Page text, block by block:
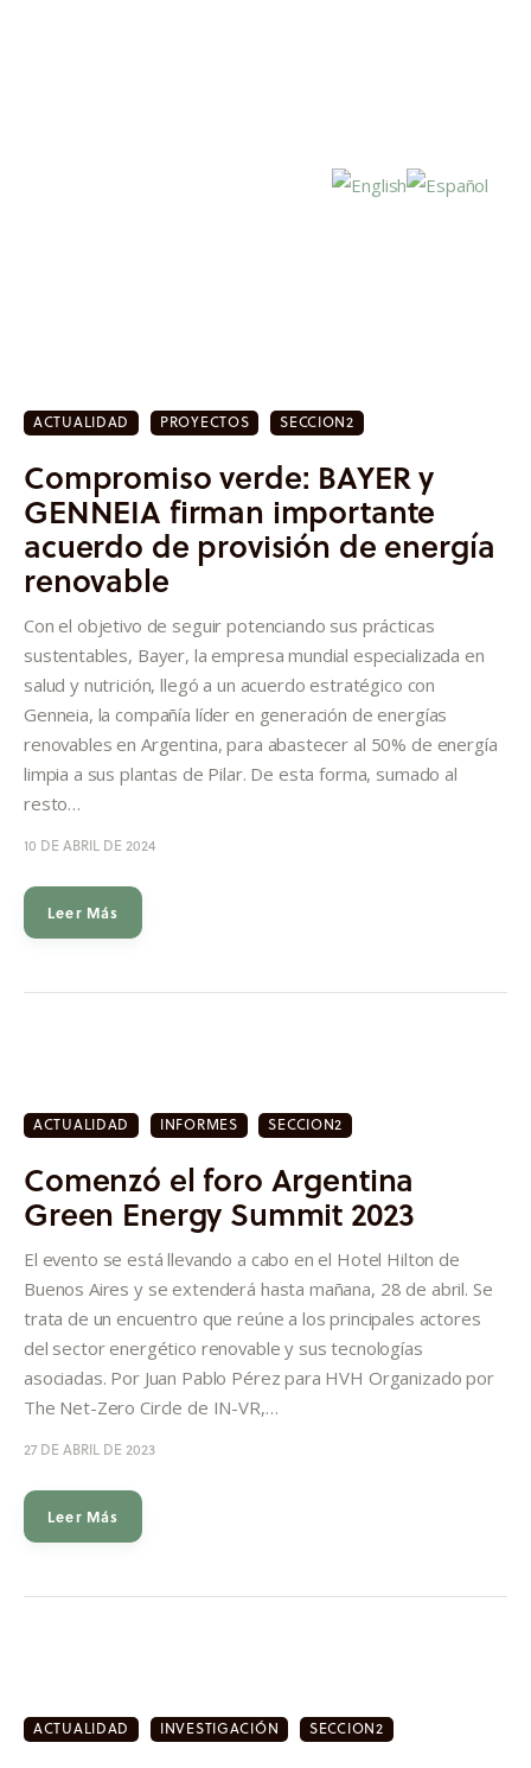
Investigación
Proyectos
Informes
Quiénes somos
ACTUALIDAD PROYECTOS SECCION2
Compromiso verde: BAYER y
GENNEIA firman importante
acuerdo de provisión de energía
renovable
Con el objetivo de seguir potenciando sus prácticas
sustentables, Bayer, la empresa mundial especializada en
salud y nutrición, llegó a un acuerdo estratégico con
Genneia, la compañía líder en generación de energías
renovables en Argentina, para abastecer al 50% de energía
limpia a sus plantas de Pilar. De esta forma, sumado al
resto…
10 DE ABRIL DE 2024
Leer Más
ACTUALIDAD INFORMES SECCION2
Comenzó el foro Argentina
Green Energy Summit 2023
El evento se está llevando a cabo en el Hotel Hilton de
Buenos Aires y se extenderá hasta mañana, 28 de abril. Se
trata de un encuentro que reúne a los principales actores
del sector energético renovable y sus tecnologías
asociadas. Por Juan Pablo Pérez para HVH Organizado por
The Net-Zero Circle de IN-VR,…
27 DE ABRIL DE 2023
Leer Más
ACTUALIDAD INVESTIGACIÓN SECCION2